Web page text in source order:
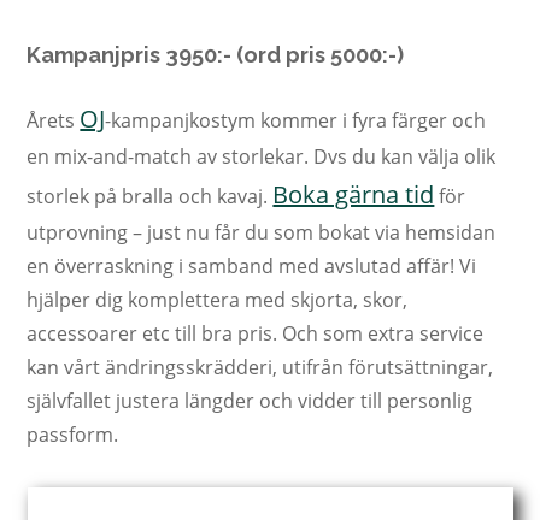
Kampanjpris 3950:- (ord pris 5000:-)
Årets OJ-kampanjkostym kommer i fyra färger och
en mix-and-match av storlekar. Dvs du kan välja olik
storlek på bralla och kavaj. Boka gärna tid för
utprovning – just nu får du som bokat via hemsidan
en överraskning i samband med avslutad affär! Vi
hjälper dig komplettera med skjorta, skor,
accessoarer etc till bra pris. Och som extra service
kan vårt ändringsskrädderi, utifrån förutsättningar,
självfallet justera längder och vidder till personlig
passform.